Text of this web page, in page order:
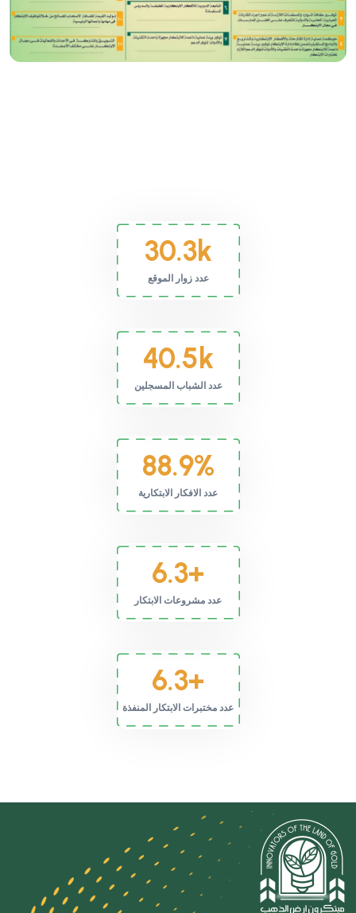
30.3k
عدد زوار الموقع
40.5k
عدد الشباب المسجلين
88.9%
عدد الافكار الابتكارية
6.3+
عدد مشروعات الابتكار
6.3+
عدد مختبرات الابتكار المنفذة